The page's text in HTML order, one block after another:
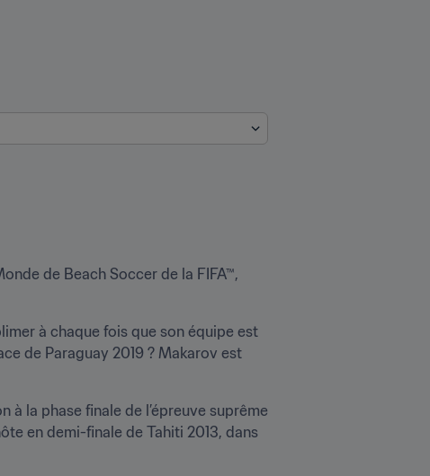
de Beach Soccer de la FIFA™,
à chaque fois que son équipe est
de Paraguay 2019 ? Makarov est
la phase finale de l’épreuve suprême
en demi-finale de Tahiti 2013, dans